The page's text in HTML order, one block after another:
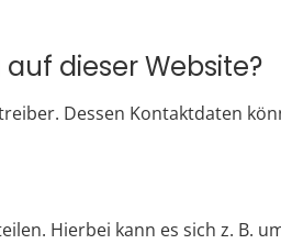
dieser Website?
Dessen Kontaktdaten
Hierbei kann es sich z. B.